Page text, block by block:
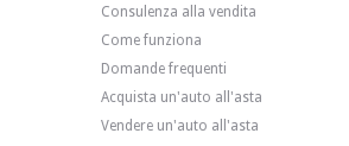
buone condizioni, con pneumatici in buone
Consulenza alla vendita
Come funziona
Domande frequenti
Acquista un'auto all'asta
Vendere un'auto all'asta